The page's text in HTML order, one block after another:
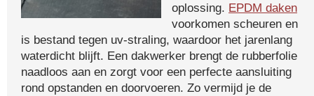
oplossing. EPDM daken
voorkomen scheuren en
is bestand tegen uv-straling, waardoor het jarenlang
waterdicht blijft. Een dakwerker brengt de rubberfolie
naadloos aan en zorgt voor een perfecte aansluiting
rond opstanden en doorvoeren. Zo vermijd je de